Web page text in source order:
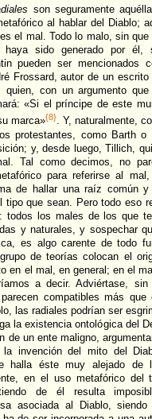
son seguramente
al hablar del Diablo;
el mal. Todo lo malo, sin
haya sido generado por
pueden ser mencionados
Frossard, autor de un
quien, con un argumento
«Si el príncipe de este
marca»{8}. Y, naturalmente,
protestantes, como Barth
y, desde luego, Tillich,
Tal como decimos, no
para referirse al
de hallar una raíz común
tipo que sean. Pero todo eso
todos los males de los que
y naturales, y sospechar
es algo carente de todo
de teorías colocan el
en el mal, en general; en el
a decir. Adviértase,
compatibles más
las radiales podrían ser
la existencia ontológica del
de un ente maligno,
invención del mito del
halla éste muy alejado de
en el uso metafórico
de él resulta
asociada al Diablo,